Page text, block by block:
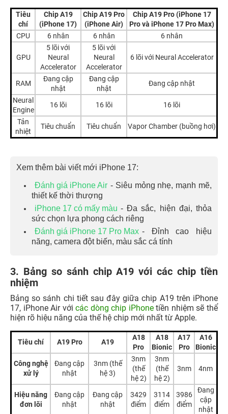
Tiêu
chí
Chip A19
(iPhone 17)
Chip A19 Pro
(iPhone Air)
Chip A19 Pro (iPhone 17
Pro và iPhone 17 Pro Max)
CPU
6 nhân 6 nhân 6 nhân
GPU
5 lõi với
Neural
Accelerator
5 lõi với
Neural
Accelerator
6 lõi với Neural Accelerator
RAM
Đang cập
nhật
Đang cập
nhật
Đang cập nhật
Neural
Engine
16 lõi 16 lõi 16 lõi
Tản
nhiệt
Tiêu chuẩn Tiêu chuẩn Vapor Chamber (buồng hơi)
Xem thêm bài viết mới iPhone 17:
Đánh giá iPhone Air - Siêu mỏng nhẹ, mạnh mẽ,
thiết kế thời thượng
iPhone 17 có mấy màu - Đa sắc, hiện đại, thỏa
sức chọn lựa phong cách riêng
Đánh giá iPhone 17 Pro Max - Đỉnh cao hiệu
năng, camera đột biến, màu sắc cá tính
3. Bảng so sánh chip A19 với các chip tiền
nhiệm
Bảng so sánh chi tiết sau đây giữa chip A19 trên iPhone
17, iPhone Air vớicác dòng chip iPhonetiền nhiệm sẽ thể
hiện rõ hiệu năng của thế hệ chip mới nhất từ Apple.
Tiêu chí A19 Pro A19
A18
Pro
A18
Bionic
A17
Pro
A16
Bionic
Công nghệ
xử lý
Đang cập
nhật
3nm (thế
hệ 3)
3nm
(thế
hệ 2)
3nm
(thế
hệ 2)
3nm 4nm
Hiệu năng
đơn lõi
Đang cập
nhật
Đang cập
nhật
3429
điểm
3114
điểm
3986
điểm
Đang
cập
nhật